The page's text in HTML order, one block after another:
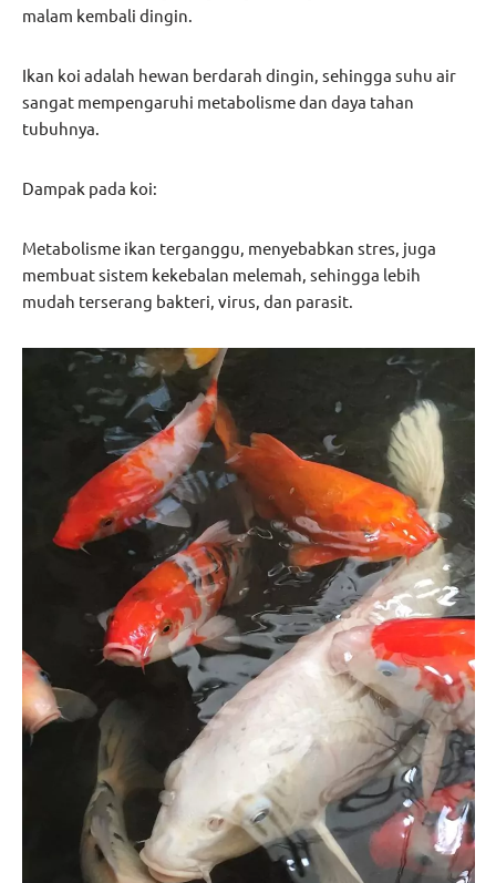
malam kembali dingin.
Ikan koi adalah hewan berdarah dingin, sehingga suhu air
sangat mempengaruhi metabolisme dan daya tahan
tubuhnya.
Dampak pada koi:
Metabolisme ikan terganggu, menyebabkan stres, juga
membuat sistem kekebalan melemah, sehingga lebih
mudah terserang bakteri, virus, dan parasit.